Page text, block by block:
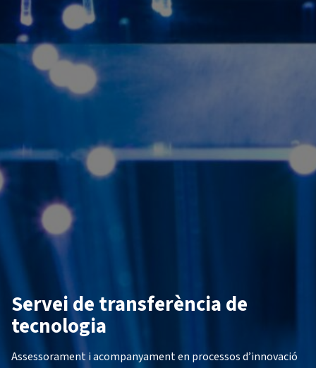
Servei de transferència de
tecnologia
Assessorament i acompanyament en processos d’innovació